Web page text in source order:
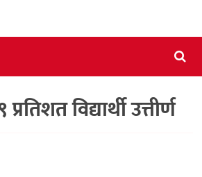
विद्यार्थी उत्तीर्ण